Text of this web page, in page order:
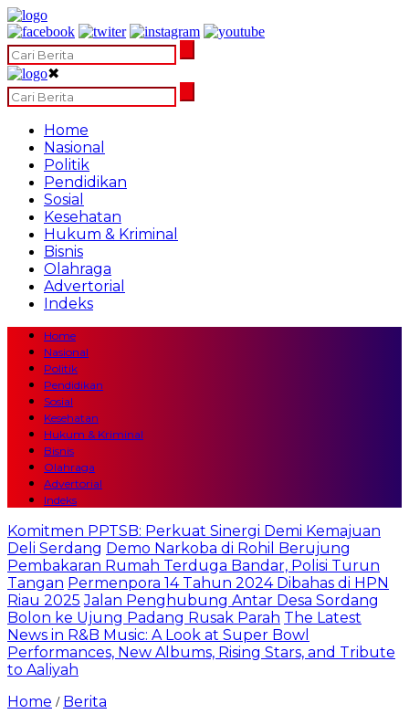
✖
Home
Nasional
Politik
Pendidikan
Sosial
Kesehatan
Hukum & Kriminal
Bisnis
Olahraga
Advertorial
Indeks
Home
Nasional
Politik
Pendidikan
Sosial
Kesehatan
Hukum & Kriminal
Bisnis
Olahraga
Advertorial
Indeks
Komitmen PPTSB: Perkuat Sinergi Demi Kemajuan
Deli Serdang Demo Narkoba di Rohil Berujung
Pembakaran Rumah Terduga Bandar, Polisi Turun
Tangan Permenpora 14 Tahun 2024 Dibahas di HPN
Riau 2025 Jalan Penghubung Antar Desa Sordang
Bolon ke Ujung Padang Rusak Parah The Latest
News in R&B Music: A Look at Super Bowl
Performances, New Albums, Rising Stars, and Tribute
to Aaliyah
Home / Berita